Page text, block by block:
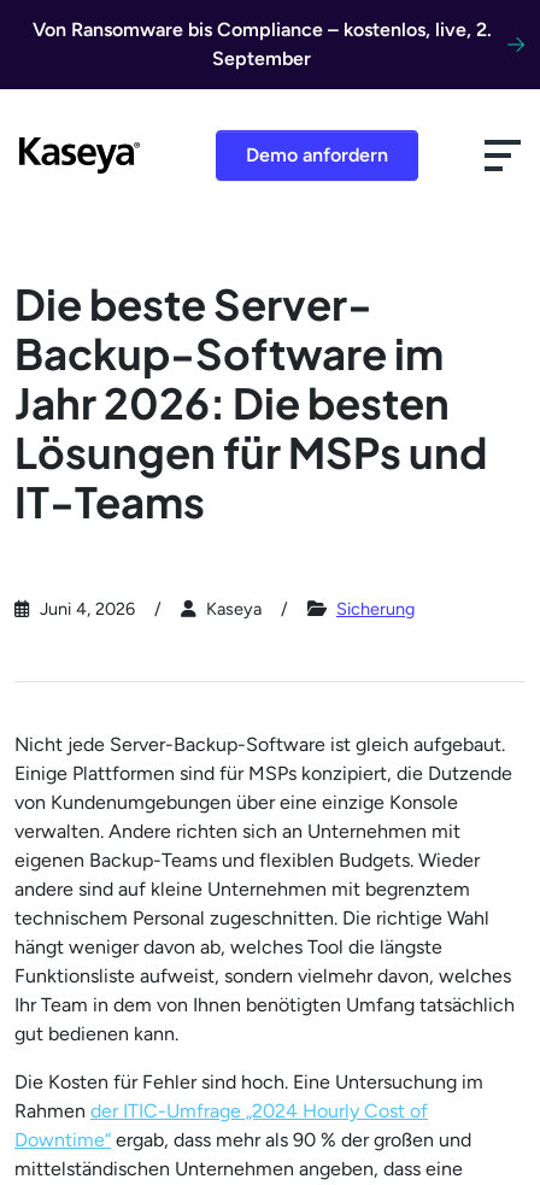
Von Ransomware bis Compliance – kostenlos, live, 2.
September
Demo anfordern
Die beste Server-
Backup-Software im
Jahr 2026: Die besten
Lösungen für MSPs und
IT-Teams
Juni 4, 2026 Kaseya Sicherung
Nicht jede Server-Backup-Software ist gleich aufgebaut.
Einige Plattformen sind für MSPs konzipiert, die Dutzende
von Kundenumgebungen über eine einzige Konsole
verwalten. Andere richten sich an Unternehmen mit
eigenen Backup-Teams und flexiblen Budgets. Wieder
andere sind auf kleine Unternehmen mit begrenztem
technischem Personal zugeschnitten. Die richtige Wahl
hängt weniger davon ab, welches Tool die längste
Funktionsliste aufweist, sondern vielmehr davon, welches
Ihr Team in dem von Ihnen benötigten Umfang tatsächlich
gut bedienen kann.
Die Kosten für Fehler sind hoch. Eine Untersuchung im
Rahmen der ITIC-Umfrage „2024 Hourly Cost of
Downtime“ ergab, dass mehr als 90 % der großen und
mittelständischen Unternehmen angeben, dass eine